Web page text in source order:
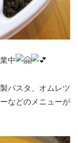
中
パスタ、オムレツ
などのメニューが